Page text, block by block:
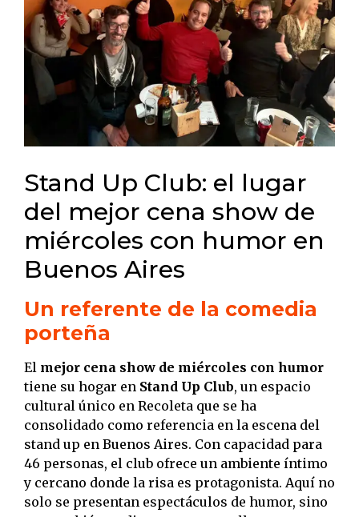
Stand Up Club: el lugar
del mejor cena show de
miércoles con humor en
Buenos Aires
Un referente de la comedia
porteña
El mejor cena show de miércoles con humor
tiene su hogar en Stand Up Club, un espacio
cultural único en Recoleta que se ha
consolidado como referencia en la escena del
stand up en Buenos Aires. Con capacidad para
46 personas, el club ofrece un ambiente íntimo
y cercano donde la risa es protagonista. Aquí no
solo se presentan espectáculos de humor, sino